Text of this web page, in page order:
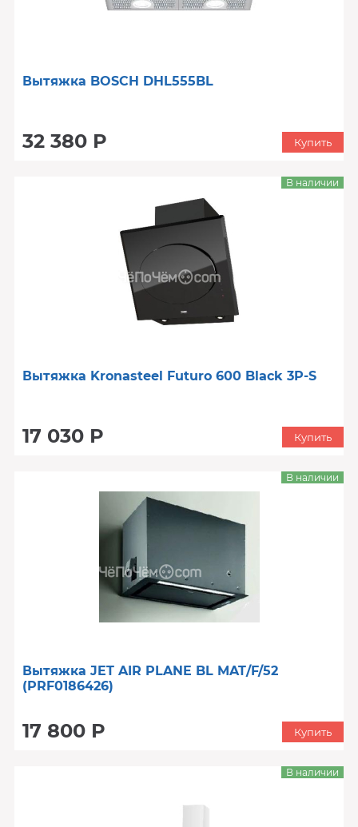
Вытяжка BOSCH DHL555BL
32 380 Р Купить
Вытяжка Kronasteel Futuro 600 Black 3P-S
17 030 Р
В наличии
Купить
Вытяжка JET AIR PLANE BL MAT/F/52
(PRF0186426)
17 800 Р
В наличии
Купить
В наличии